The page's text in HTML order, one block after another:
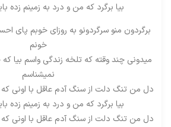
بیا برگرد که من و درد به زمینم زده
برگردون منو سرگردونو به روزای خوبم پای
خونم
میدونی چند وقته که تلخه زندگی واسم بیا
نمیشناسم
دل من تنگ دلت از سنگ آدم عاقل با اونی
بیا برگرد که من و درد به زمینم زده
دل من تنگ دلت از سنگ آدم عاقل با اونی